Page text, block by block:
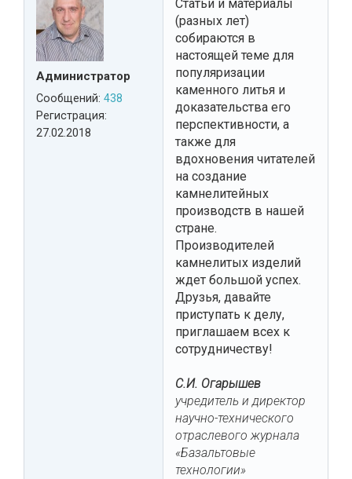
Администратор
Сообщений: 438
Регистрация:
27.02.2018
Статьи и материалы
(разных лет)
собираются в
настоящей теме для
популяризации
каменного литья и
доказательства его
перспективности, а
также для
вдохновения читателей
на создание
камнелитейных
производств в нашей
стране.
Производителей
камнелитых изделий
ждет большой успех.
Друзья, давайте
приступать к делу,
приглашаем всех к
сотрудничеству!
С.И. Огарышев
учредитель и директор
научно-технического
отраслевого журнала
«Базальтовые
технологии»